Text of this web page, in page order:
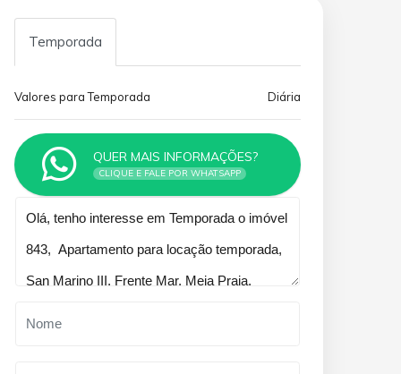
Temporada
Valores para Temporada Diária
QUER MAIS INFORMAÇÕES?
CLIQUE E FALE POR WHATSAPP
você?